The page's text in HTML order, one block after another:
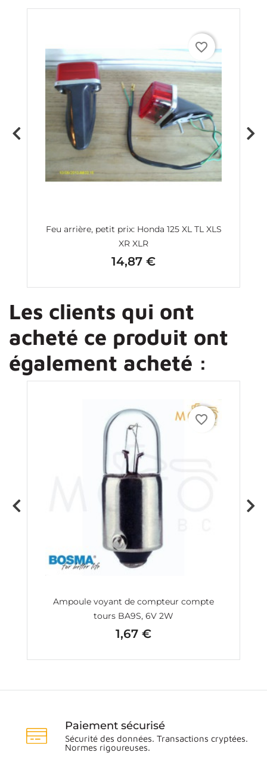
favorite_border
Feu arrière, petit prix: Honda 125 XL TL XLS
XR XLR
Prix
14,87 €
Les clients qui ont
acheté ce produit ont
également acheté :
favorite_border
Ampoule voyant de compteur compte
tours BA9S, 6V 2W
Prix
1,67 €
Paiement sécurisé
Sécurité des données. Transactions cryptées.
Normes rigoureuses.